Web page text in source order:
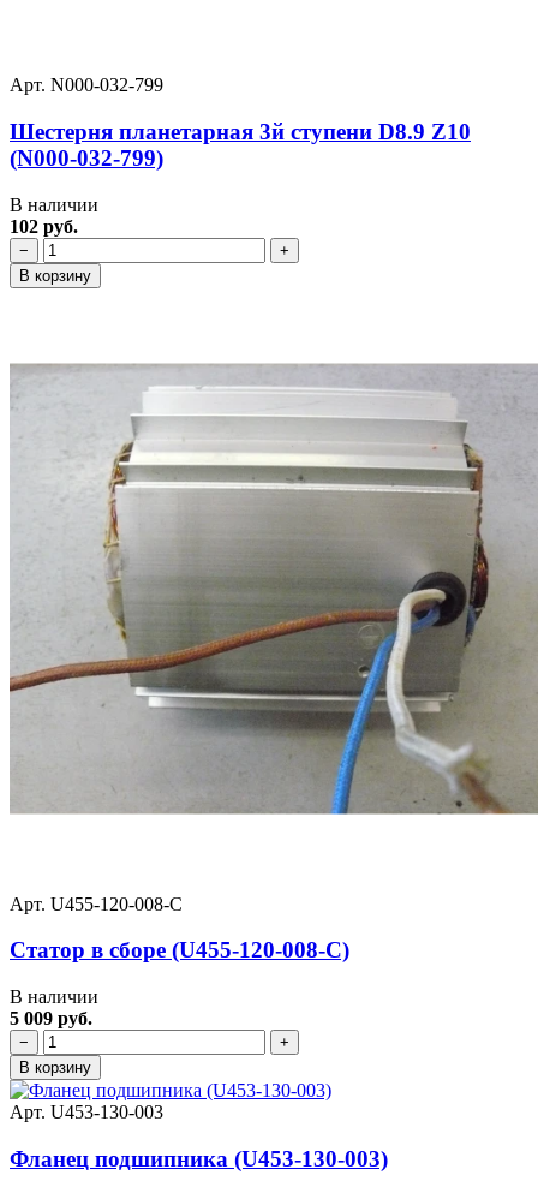
Арт. N000-032-799
Шестерня планетарная 3й ступени D8.9 Z10
(N000-032-799)
В наличии
102 руб.
−
+
В корзину
Арт. U455-120-008-C
Статор в сборе (U455-120-008-C)
В наличии
5 009 руб.
−
+
В корзину
Арт. U453-130-003
Фланец подшипника (U453-130-003)